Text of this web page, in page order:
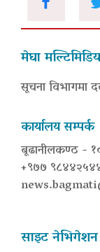
मेघा
सूचना विभागमा
कार्यालय सम्पर्क
बूढानीलकण्ठ -
+९७७
साइट नेभिगेशन